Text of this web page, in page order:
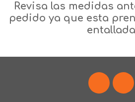
Revisa las medidas
pedido ya que esta
entallada